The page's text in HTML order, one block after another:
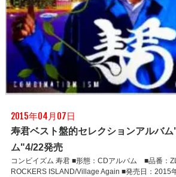
2015年04月07日
寿君ベスト盤的セレクションアルバ
ム"4/22発売
コンビイズム 寿君 ■形態：CDアルバム ■品番：
ROCKERS ISLAND/Village Again ■発売日：